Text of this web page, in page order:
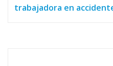
trabajadora en